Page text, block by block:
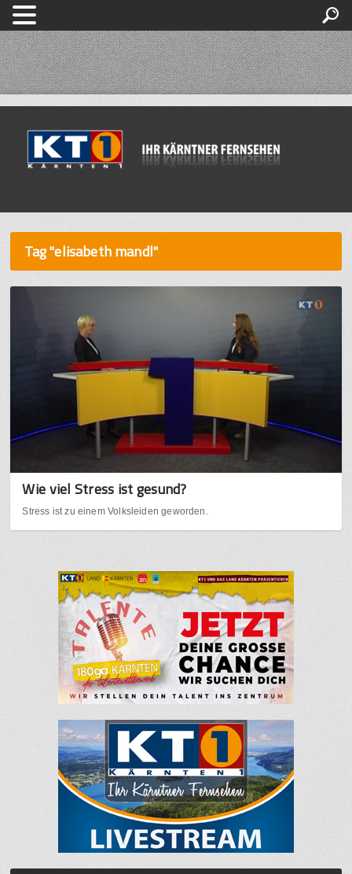
Tag "elisabeth mandl"
Wie viel Stress ist gesund?
Stress ist zu einem Volksleiden geworden.